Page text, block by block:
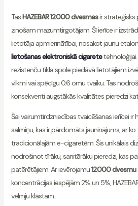
TasHAZEBAR 12000 dvesmasir stratēģisks
zinošam mazumtirgotājam. Šī ierīce ir
lietotāja apmierinātībai, nosakot jaunu
lietošanas elektroniskā cigarete
rezistenču tīkla spole piedāvā lietotājiem
vilkmi vai spēcīgu 0.6 omu tvaiku. Tas
konsekventi augstākās kvalitātes pieredzi
Šai vairumtirdzniecības tvaicēšanas ierīcei ir
salmiņu, kas ir pārdomāts jauninājums, ar
tradicionālajām e-cigaretēm. Šis unikālais
nodrošinot tīrāku, sanitārāku pieredzi, kas
patērētājiem. Ar ievērojamu12000 dvesmu
koncentrācijas iespējām 2% un 5%,
vēlmju klāstam.